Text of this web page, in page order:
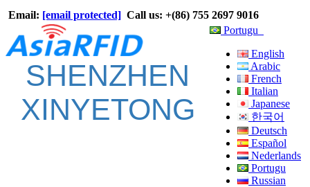
Email: [email protected] Call us: +(86) 755 2697 9016
Portugu
English
Arabic
French
Italian
Japanese
한국어
Deutsch
Español
Nederlands
Portugu
Russian
SHENZHEN
XINYETONG